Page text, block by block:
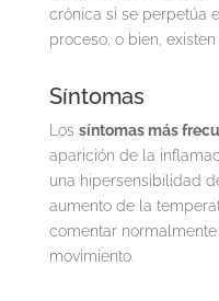
crónica si se perpetúa
proceso, o bien,
Síntomas
Los síntomas más
aparición de la
una hipersensibilidad
aumento de la
comentar
movimiento.